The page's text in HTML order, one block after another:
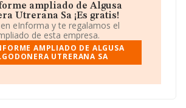
conforman el objeto s. La empresa es
Su actividad CNAE es 'Alquiler
por cuenta propia' con código
es exportadora.
el mismo número de empleados y
existentes en la base de datos de
de sector.
ampliado de Algusa
Utrerana Sa ¡Es gratis!
eInforma y te regalamos el
de esta empresa.
AMPLIADO DE ALGUSA
UTRERANA SA